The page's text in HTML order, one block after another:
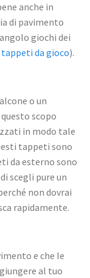
anche in
di pavimento
giochi dei
tappeti da gioco).
o un
scopo
in modo tale
tappeti sono
da esterno sono
scegli pure un
non dovrai
rapidamente.
e che le
al tuo